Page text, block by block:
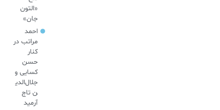
«التون
جان»
احمد
مراتب در
کنار
حسن
کسایی و
جلال‌الدی
ن تاج
آرمید